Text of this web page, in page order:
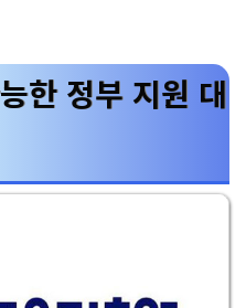
한 정부 지원 대